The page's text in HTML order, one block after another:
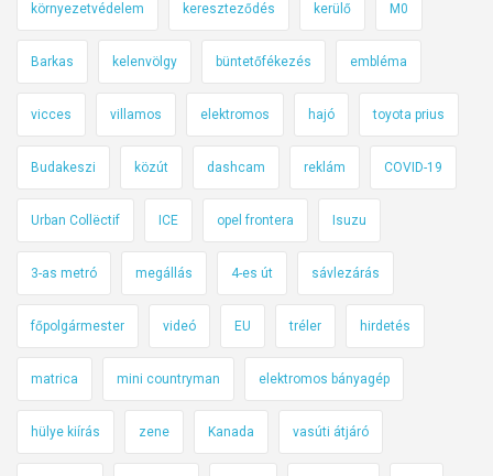
környezetvédelem kereszteződés kerülő M0
Barkas kelenvölgy büntetőfékezés embléma
vicces villamos elektromos hajó toyota prius
Budakeszi közút dashcam reklám COVID-19
Urban Collëctif ICE opel frontera Isuzu
3-as metró megállás 4-es út sávlezárás
főpolgármester videó EU tréler hirdetés
matrica mini countryman elektromos bányagép
hülye kiírás zene Kanada vasúti átjáró